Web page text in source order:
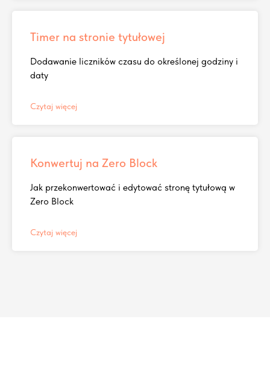
Timer na stronie tytułowej
Dodawanie liczników czasu do określonej godziny i
daty
Czytaj więcej
Konwertuj na Zero Block
Jak przekonwertować i edytować stronę tytułową w
Zero Block
Czytaj więcej